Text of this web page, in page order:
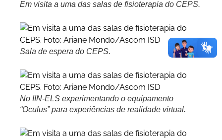
Em visita a uma das salas de fisioterapia do CEPS.
Sala de espera do CEPS.
No IIN-ELS experimentando o equipamento
“Oculus” para experiências de realidade virtual.